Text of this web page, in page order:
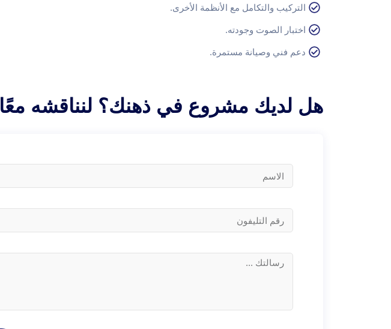
التركيب والتكامل مع الأنظمة الأخرى.
اختبار الصوت وجودته.
دعم فني وصيانة مستمرة.
هل لديك مشروع في ذهنك؟ لنناقشه معًا